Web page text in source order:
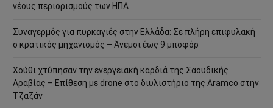
νέους περιορισμούς των ΗΠΑ
Συναγερμός για πυρκαγιές στην Ελλάδα: Σε πλήρη επιφυλακή
ο κρατικός μηχανισμός – Άνεμοι έως 9 μποφόρ
Χούθι χτύπησαν την ενεργειακή καρδιά της Σαουδικής
Αραβίας – Επίθεση με drone στο διυλιστήριο της Aramco στην
Τζαζάν